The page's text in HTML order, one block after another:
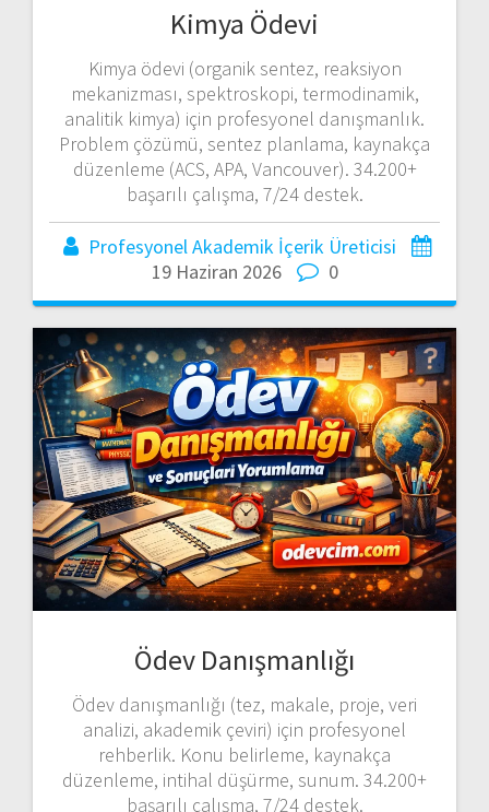
Kimya Ödevi
Kimya ödevi (organik sentez, reaksiyon
mekanizması, spektroskopi, termodinamik,
analitik kimya) için profesyonel danışmanlık.
Problem çözümü, sentez planlama, kaynakça
düzenleme (ACS, APA, Vancouver). 34.200+
başarılı çalışma, 7/24 destek.
Profesyonel Akademik İçerik Üreticisi
19 Haziran 2026
0
Ödev Danışmanlığı
Ödev danışmanlığı (tez, makale, proje, veri
analizi, akademik çeviri) için profesyonel
rehberlik. Konu belirleme, kaynakça
düzenleme, intihal düşürme, sunum. 34.200+
başarılı çalışma, 7/24 destek.